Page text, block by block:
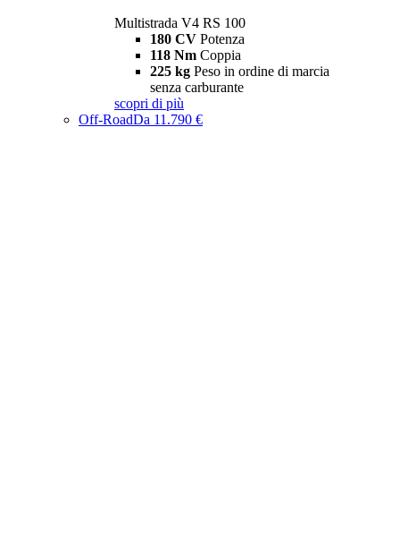
Multistrada V4 RS 100
180 CV Potenza
118 Nm Coppia
225 kg Peso in ordine di marcia
senza carburante
scopri di più
Off-RoadDa 11.790 €